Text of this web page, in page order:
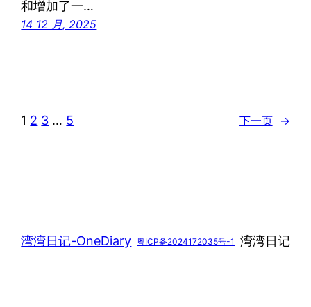
和增加了一…
14 12 月, 2025
1 2 3 … 5 下一页 →
湾湾日记-OneDiary 粤ICP备2024172035号-1 湾湾日记